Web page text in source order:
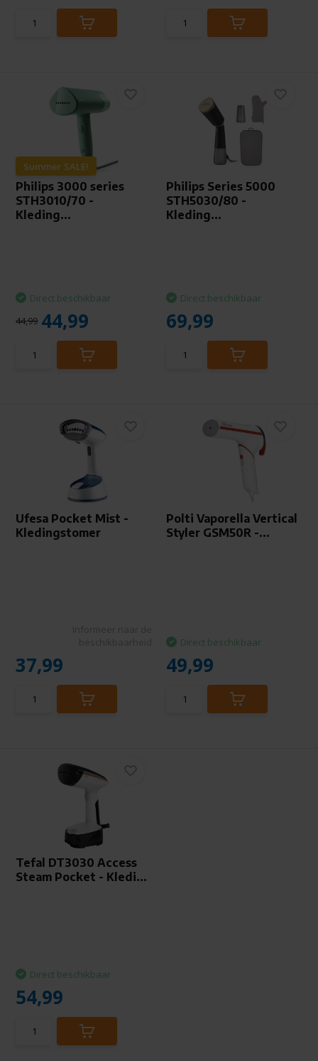
Summer SALE!
Philips 3000 series
STH3010/70 -
Kleding...
Direct beschikbaar
44,99 44,99
Philips Series 5000
STH5030/80 -
Kleding...
Direct beschikbaar
69,99
Ufesa Pocket Mist -
Kledingstomer
37,99
Polti Vaporella Vertical
Styler GSM50R -...
Direct beschikbaar
49,99
Tefal DT3030 Access
Steam Pocket - Kledi...
Direct beschikbaar
54,99